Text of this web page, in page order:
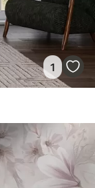
1